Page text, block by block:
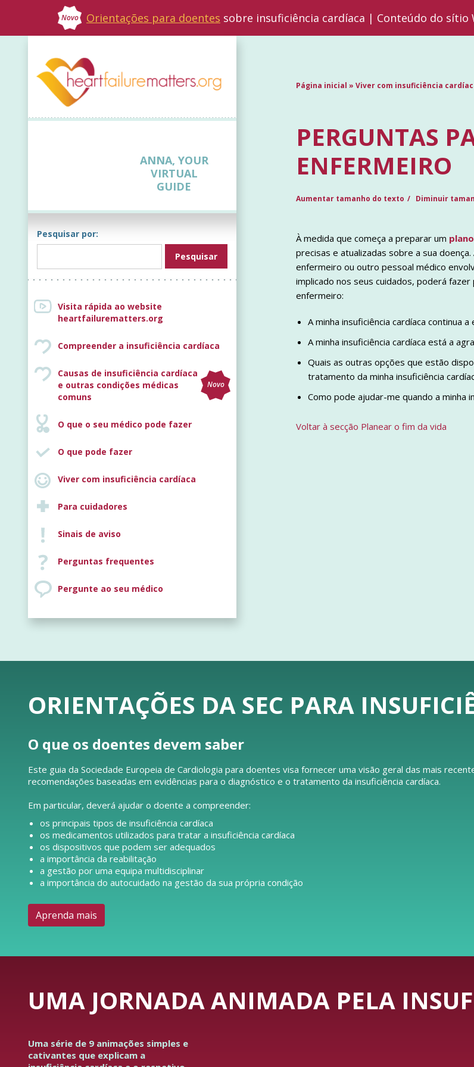
Novo Orientações para doentes sobre insuficiência cardíaca | Conteúdo do sítio
ANNA, YOUR
VIRTUAL
GUIDE
Pesquisar por:
Visita rápida ao website
heartfailurematters.org
Compreender a insuficiência cardíaca
Causas de insuficiência cardíaca
e outras condições médicas
comuns
Novo
O que o seu médico pode fazer
O que pode fazer
Viver com insuficiência cardíaca
Para cuidadores
Sinais de aviso
Perguntas frequentes
Pergunte ao seu médico
Página inicial » Viver com insuficiência
PERGUNTAS
ENFERMEIRO
Aumentar tamanho do texto Diminuir
À medida que começa a preparar um
precisas e atualizadas sobre a sua
enfermeiro ou outro pessoal médico
implicado nos seus cuidados, poderá
enfermeiro:
A minha insuficiência cardíaca continua
A minha insuficiência cardíaca está a
Quais as outras opções que estão
tratamento da minha insuficiência
Como pode ajudar-me quando a minha
Voltar à secção Planear o fim da vida
ORIENTAÇÕES DA SEC PARA
O que os doentes devem saber
Este guia da Sociedade Europeia de Cardiologia para doentes visa fornecer uma visão geral das mais
recomendações baseadas em evidências para o diagnóstico e o tratamento da insuficiência cardíaca.
Em particular, deverá ajudar o doente a compreender:
os principais tipos de insuficiência cardíaca
os medicamentos utilizados para tratar a insuficiência cardíaca
os dispositivos que podem ser adequados
a importância da reabilitação
a gestão por uma equipa multidisciplinar
a importância do autocuidado na gestão da sua própria condição
Aprenda mais
UMA JORNADA ANIMADA PELA
Uma série de 9 animações simples e
cativantes que explicam a